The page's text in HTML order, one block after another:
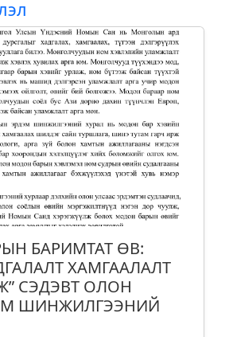
БАРИМТАТ ӨВ:
ХАМГААЛАЛТ
СЭДЭВТ ОЛОН
ШИНЖИЛГЭЭНИЙ